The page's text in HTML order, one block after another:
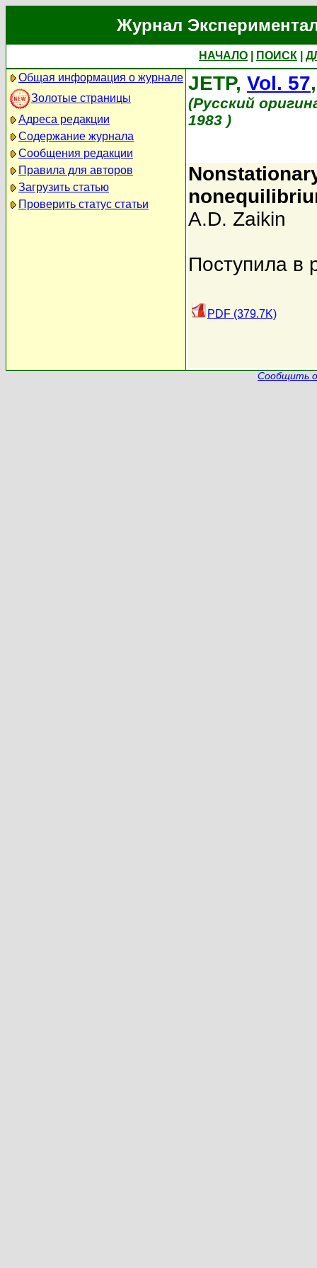
Журнал
НАЧАЛО ПОИСК
Общая информация о журнале
Золотые страницы
Адреса редакции
Содержание журнала
Сообщения редакции
Правила для авторов
Загрузить статью
Проверить статус статьи
JETP, Vol. 57
(Русский
1983 )
A.D. Zaikin
Поступила в
PDF (379.7K)
Сообщить о